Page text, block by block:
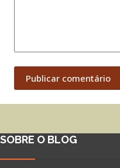
Publicar comentário
SOBRE O BLOG